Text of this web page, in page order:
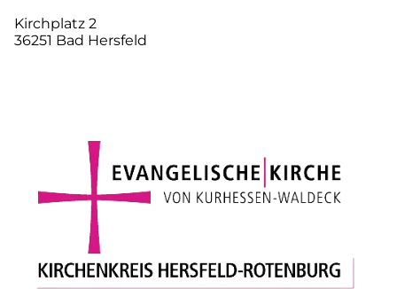
Kirchplatz 2
36251 Bad Hersfeld